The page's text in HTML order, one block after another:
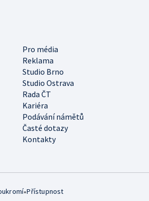
Pro média
Reklama
Studio Brno
Studio Ostrava
Rada ČT
Kariéra
Podávání námětů
Časté dotazy
Kontakty
•Přístupnost